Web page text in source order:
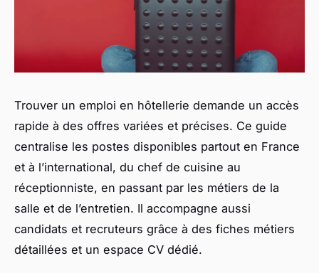
Trouver un emploi en hôtellerie demande un accès
rapide à des offres variées et précises. Ce guide
centralise les postes disponibles partout en France
et à l’international, du chef de cuisine au
réceptionniste, en passant par les métiers de la
salle et de l’entretien. Il accompagne aussi
candidats et recruteurs grâce à des fiches métiers
détaillées et un espace CV dédié.